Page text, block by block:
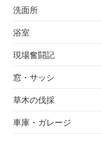
洗面所
浴室
現場奮闘記
窓・サッシ
草木の伐採
車庫・ガレージ